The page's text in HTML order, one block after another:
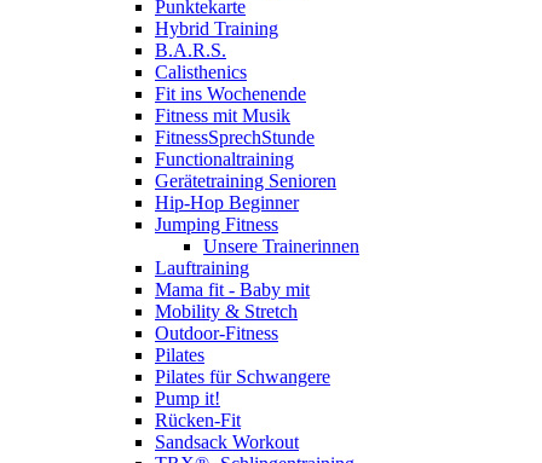
Punktekarte
Hybrid Training
B.A.R.S.
Calisthenics
Fit ins Wochenende
Fitness mit Musik
FitnessSprechStunde
Functionaltraining
Gerätetraining Senioren
Hip-Hop Beginner
Jumping Fitness
Unsere Trainerinnen
Lauftraining
Mama fit - Baby mit
Mobility & Stretch
Outdoor-Fitness
Pilates
Pilates für Schwangere
Pump it!
Rücken-Fit
Sandsack Workout